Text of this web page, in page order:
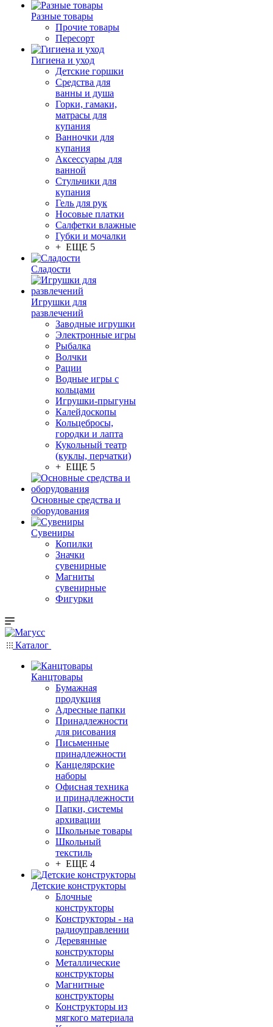
Разные товары
Прочие товары
Пересорт
Гигиена и уход
Детские горшки
Средства для
ванны и душа
Горки, гамаки,
матрасы для
купания
Ванночки для
купания
Аксессуары для
ванной
Стульчики для
купания
Гель для рук
Носовые платки
Салфетки влажные
Губки и мочалки
+ ЕЩЕ 5
Сладости
Игрушки для
развлечений
Заводные игрушки
Электронные игры
Рыбалка
Волчки
Рации
Водные игры с
кольцами
Игрушки-прыгуны
Калейдоскопы
Кольцебросы,
городки и лапта
Кукольный театр
(куклы, перчатки)
+ ЕЩЕ 5
Основные средства и
оборудования
Сувениры
Копилки
Значки
сувенирные
Магниты
сувенирные
Фигурки
Каталог
Канцтовары
Бумажная
продукция
Адресные папки
Принадлежности
для рисования
Письменные
принадлежности
Канцелярские
наборы
Офисная техника
и принадлежности
Папки, системы
архивации
Школьные товары
Школьный
текстиль
+ ЕЩЕ 4
Детские конструкторы
Блочные
конструкторы
Конструкторы - на
радиоуправлении
Деревянные
конструкторы
Металлические
конструкторы
Магнитные
конструкторы
Конструкторы из
мягкого материала